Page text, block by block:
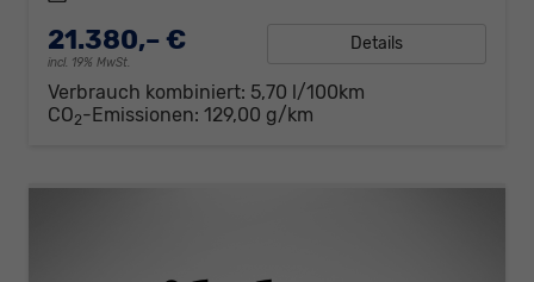
21.380,– €
incl. 19% MwSt.
Details
Verbrauch kombiniert: 5,70 l/100km
CO2-Emissionen: 129,00 g/km